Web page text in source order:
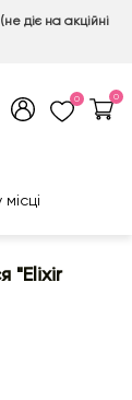
діє на акційні
0 0
"Elixir